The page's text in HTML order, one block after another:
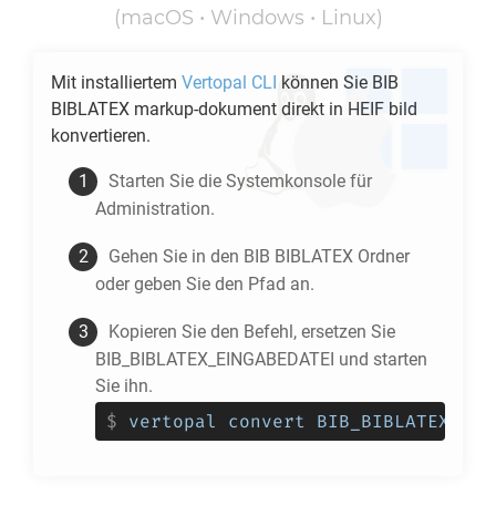
(macOS • Windows • Linux)
Mit installiertem Vertopal CLI können Sie BIB
BIBLATEX markup-dokument direkt in HEIF bild
konvertieren.
Starten Sie die Systemkonsole für
Administration.
Gehen Sie in den BIB BIBLATEX Ordner
oder geben Sie den Pfad an.
Kopieren Sie den Befehl, ersetzen Sie
BIB_BIBLATEX_EINGABEDATEI und starten
Sie ihn.
$ vertopal convert